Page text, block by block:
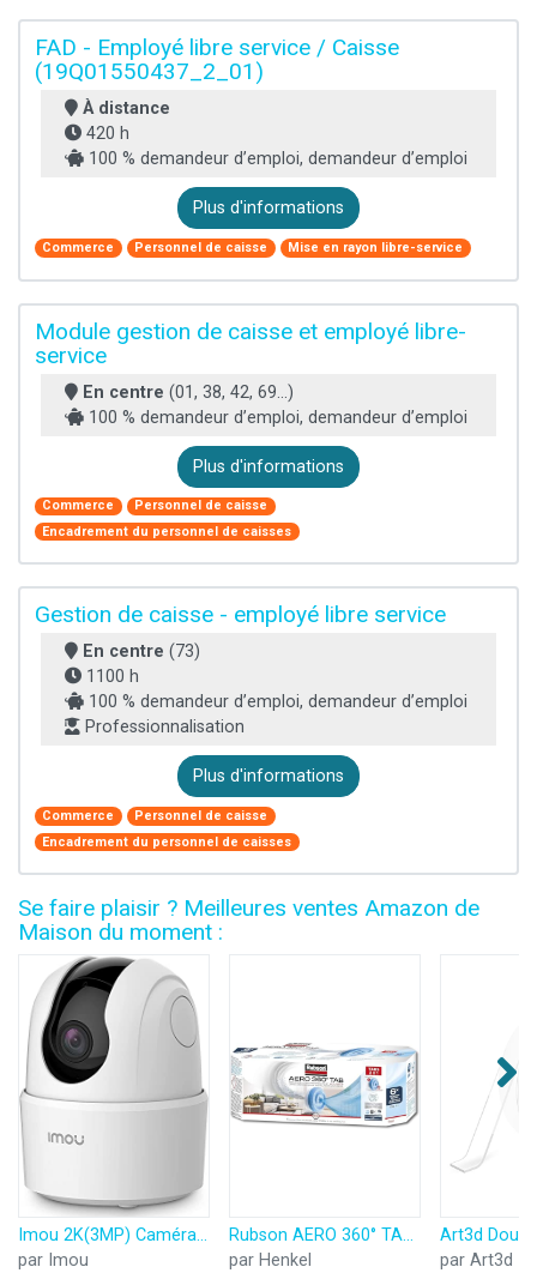
FAD - Employé libre service / Caisse
(19Q01550437_2_01)
À distance
420 h
100 % demandeur d’emploi, demandeur d’emploi
Plus d'informations
Commerce Personnel de caisse Mise en rayon libre-service
Module gestion de caisse et employé libre-
service
En centre (01, 38, 42, 69...)
100 % demandeur d’emploi, demandeur d’emploi
Plus d'informations
Commerce
Personnel de caisse
Encadrement du personnel de caisses
Gestion de caisse - employé libre service
En centre (73)
1100 h
100 % demandeur d’emploi, demandeur d’emploi
Professionnalisation
Plus d'informations
Commerce
Personnel de caisse
Encadrement du personnel de caisses
Se faire plaisir ? Meilleures ventes Amazon de
Maison du moment :
Imou 2K(3MP) Caméra Surveillance WiFi Intérieure Caméra 360° Connectée Smartphone avec Détection Humaine AI Suivi Intelligent Sirène Audio Bidirectionnel Compatible Alexa pour Bébé/Animaux
par Imou
Rubson AERO 360° TAB, recharges en tabs neutres pour absorbeur d'humidité, ultra absorbantes et anti odeurs recharges pour déshumidificateurs AERO 360°, 6 x 450 g
par Henkel
par Art3d